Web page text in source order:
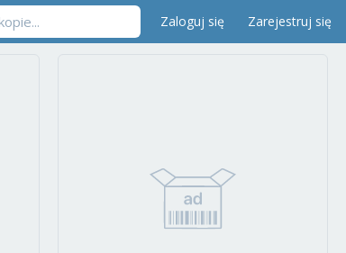
Zaloguj się Zarejestruj się